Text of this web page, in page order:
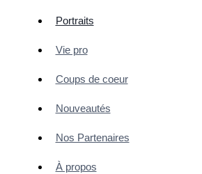
Portraits
Vie pro
Coups de coeur
Nouveautés
Nos Partenaires
À propos